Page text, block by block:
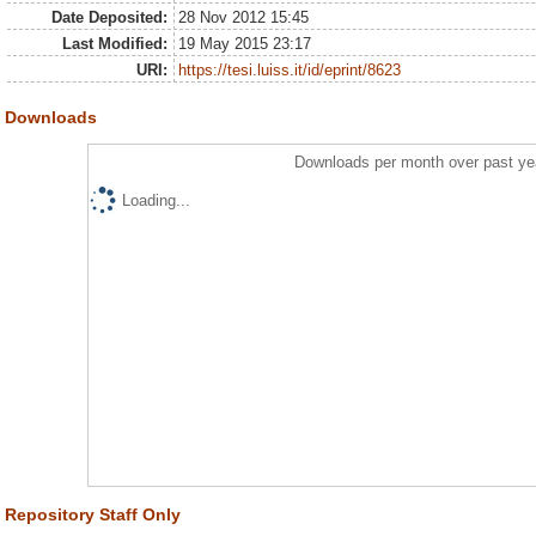
Date Deposited:
28 Nov 2012 15:45
Last Modified:
19 May 2015 23:17
URI:
https://tesi.luiss.it/id/eprint/8623
Downloads
Downloads per month over past
Loading...
Repository Staff Only